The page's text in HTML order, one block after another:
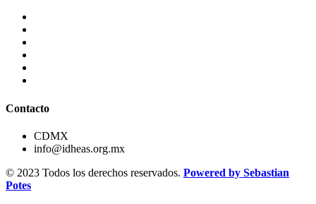
Contacto
CDMX
info@idheas.org.mx
© 2023 Todos los derechos reservados. Powered by Sebastian
Potes